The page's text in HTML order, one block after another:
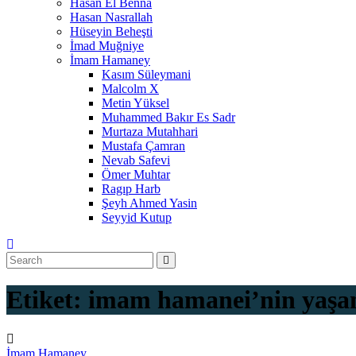
Hasan El Benna
Hasan Nasrallah
Hüseyin Beheşti
İmad Muğniye
İmam Hamaney
Kasım Süleymani
Malcolm X
Metin Yüksel
Muhammed Bakır Es Sadr
Murtaza Mutahhari
Mustafa Çamran
Nevab Safevi
Ömer Muhtar
Ragıp Harb
Şeyh Ahmed Yasin
Seyyid Kutup
Etiket: imam hamanei’nin
İmam Hamaney